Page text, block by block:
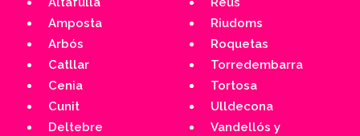
Amposta
Arbós
Catllar
Cenia
Cunit
Deltebre
Riudoms
Roquetas
Torredembarra
Tortosa
Ulldecona
Vandellós y